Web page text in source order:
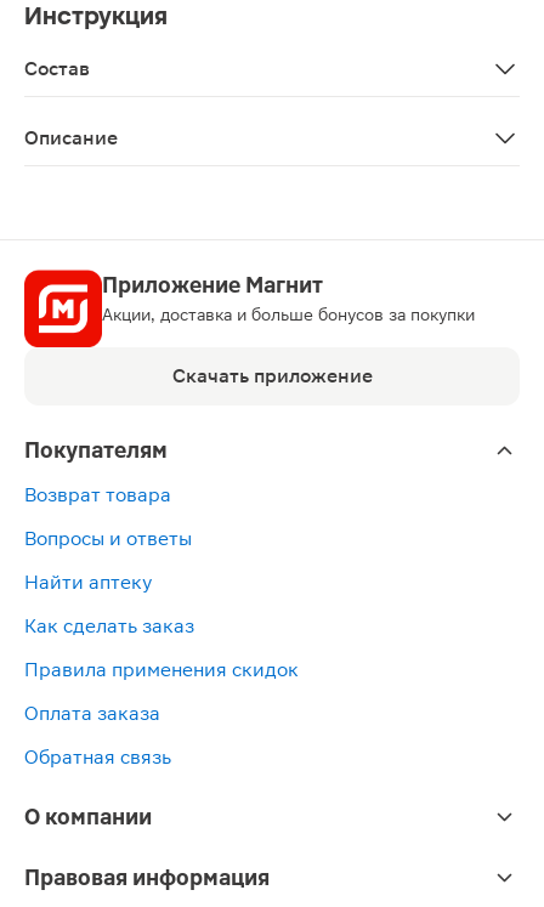
Инструкция
Состав
Описание
Приложение Магнит
Акции, доставка и больше бонусов за покупки
Скачать приложение
Покупателям
Возврат товара
Вопросы и ответы
Найти аптеку
Как сделать заказ
Правила применения скидок
Оплата заказа
Обратная связь
О компании
Правовая информация